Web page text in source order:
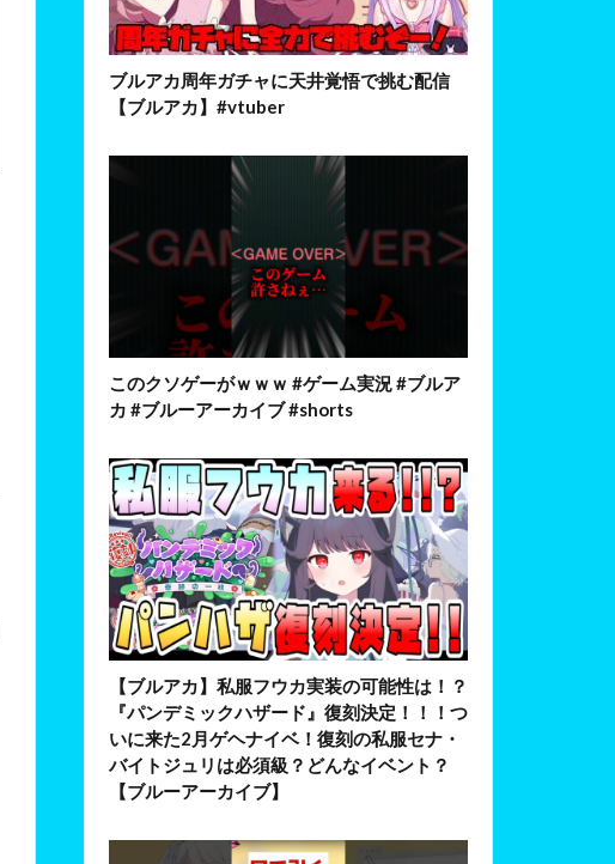
ブルアカ周年ガチャに天井覚悟で挑む配信
【ブルアカ】#vtuber
このクソゲーがｗｗｗ #ゲーム実況 #ブルア
カ #ブルーアーカイブ #shorts
【ブルアカ】私服フウカ実装の可能性は！？
『パンデミックハザード』復刻決定！！！つ
いに来た2月ゲヘナイベ！復刻の私服セナ・
バイトジュリは必須級？どんなイベント？
【ブルーアーカイブ】